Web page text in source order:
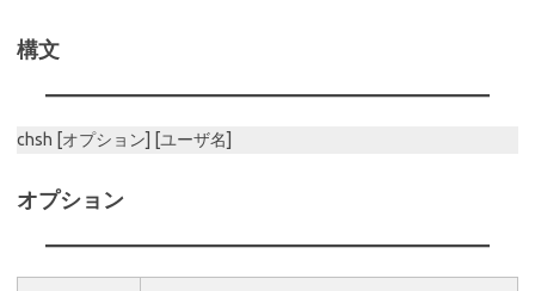
構文
chsh [オプション] [ユーザ名]
オプション